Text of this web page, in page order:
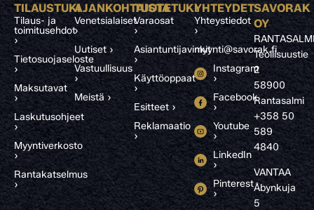
TILAUSTUKI
Tilaus- ja
toimitusehdot
›
Tietosuojaseloste
›
Maksutavat
›
Laskutusohjeet
›
Myyntiverkosto
›
Rantakatselmus
›
AJANKOHTAISTA
Venetsialaiset
›
Uutiset ›
Vastuullisuus
›
Meistä ›
TUOTETUKI
Varaosat
›
Asiantuntijavinkit
›
Käyttöoppaat
›
Esitteet ›
Reklamaatio
›
YHTEYDET
Yhteystiedot
›
myynti@savorak.fi
Instagram
›
Facebook
›
Youtube
›
LinkedIn
›
Pinterest
›
SAVORAK
OY
Teollisuustie
2
58900
Rantasalmi
+358 50
589
4840
VANTAA
Åbynkuja
5